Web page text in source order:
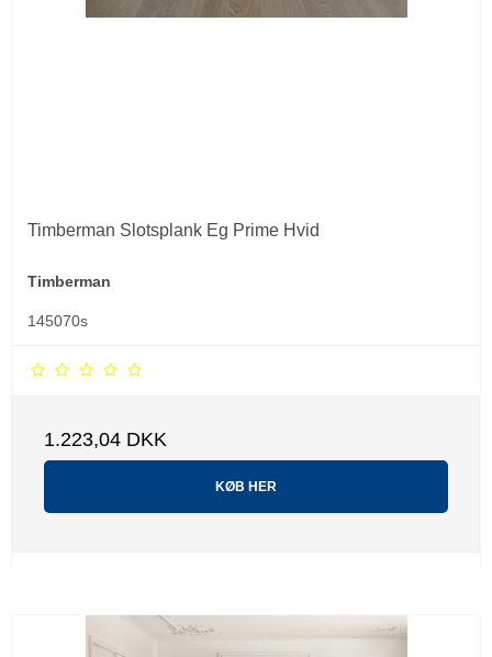
Timberman Slotsplank Eg Prime Hvid
Timberman
145070s
1.223,04 DKK
KØB HER